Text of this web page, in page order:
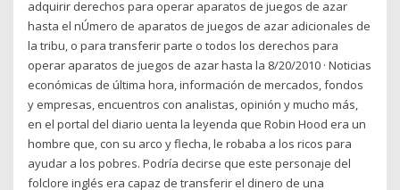
adquirir derechos para operar aparatos de juegos de azar
hasta el nÚmero de aparatos de juegos de azar adicionales de
la tribu, o para transferir parte o todos los derechos para
operar aparatos de juegos de azar hasta la 8/20/2010 · Noticias
económicas de última hora, información de mercados, fondos
y empresas, encuentros con analistas, opinión y mucho más,
en el portal del diario uenta la leyenda que Robin Hood era un
hombre que, con su arco y flecha, le robaba a los ricos para
ayudar a los pobres. Podría decirse que este personaje del
folclore inglés era capaz de transferir el dinero de una